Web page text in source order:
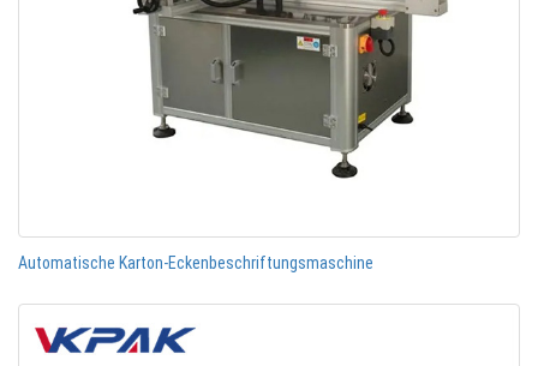
Automatische Karton-Eckenbeschriftungsmaschine